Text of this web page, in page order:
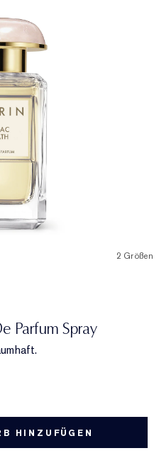
2 Größen
Parfum Spray
HINZUFÜGEN